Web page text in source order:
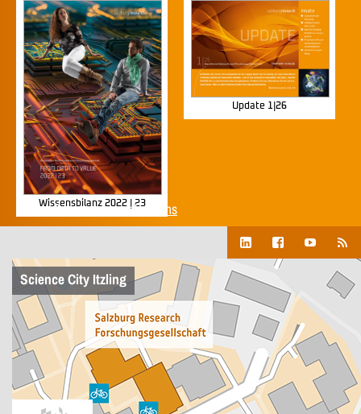
Science City Itzling
Wissensbilanz 2022 | 23
Update 1|26
Show all corporate publications